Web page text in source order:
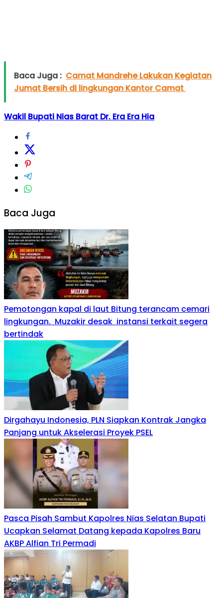
Baca Juga : Camat Mandrehe Lakukan Kegiatan
Jumat Bersih di lingkungan Kantor Camat
Wakil Bupati Nias Barat Dr. Era Era Hia
Baca Juga
Pemotongan kapal di laut Bitung terancam cemari
lingkungan. Muzakir desak instansi terkait segera
bertindak
Dirgahayu Indonesia, PLN Siapkan Kontrak Jangka
Panjang untuk Akselerasi Proyek PSEL
Pasca Pisah Sambut Kapolres Nias Selatan Bupati
Ucapkan Selamat Datang kepada Kapolres Baru
AKBP Alfian Tri Permadi